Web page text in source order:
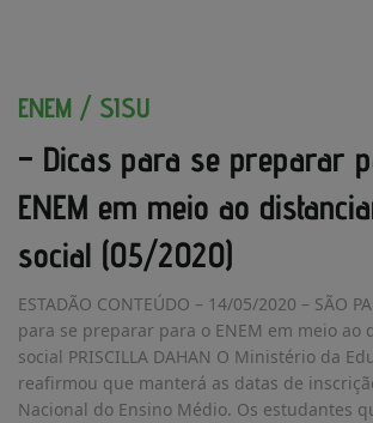
ENEM / SISU
– Dicas para se preparar
ENEM em meio ao
social (05/2020)
ESTADÃO CONTEÚDO – 14/05/2020 – SÃO
para se preparar para o ENEM em meio ao
social PRISCILLA DAHAN O Ministério da
reafirmou que manterá as datas de
Nacional do Ensino Médio. Os estudantes